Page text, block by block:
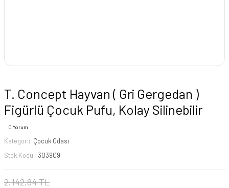
T. Concept Hayvan ( Gri Gergedan )
Figürlü Çocuk Pufu, Kolay Silinebilir
0 Yorum
Kategori
Çocuk Odası
Stok Kodu
303909
2.142,84 TL